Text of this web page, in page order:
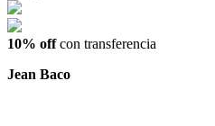
10% offcon transferencia
Jean Baco